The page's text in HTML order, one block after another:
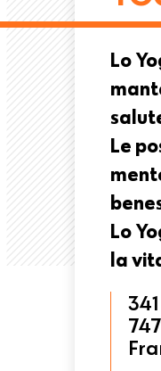
Lo
Le
Lo
la